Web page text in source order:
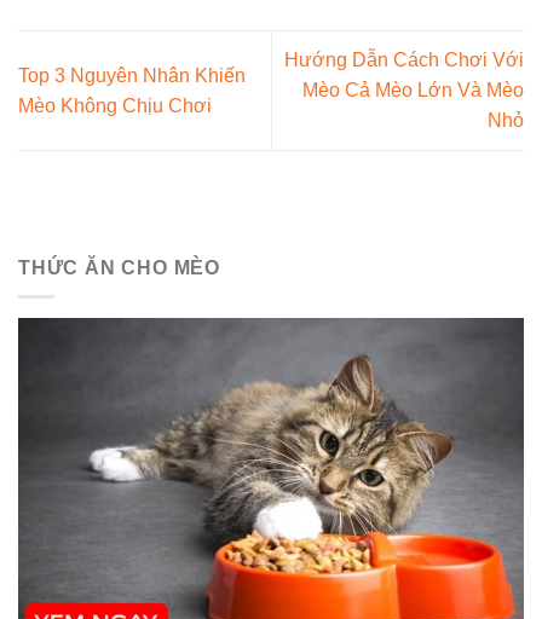
Top 3 Nguyên Nhân Khiến
Mèo Không Chịu Chơi
Hướng Dẫn Cách Chơi Với
Mèo Cả Mèo Lớn Và Mèo
Nhỏ
THỨC ĂN CHO MÈO